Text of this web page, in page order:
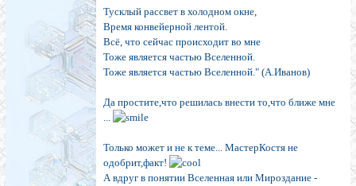
Тусклый рассвет в холодном окне,
Время конвейерной лентой.
Всё, что сейчас происходит во мне
Тоже является частью Вселенной.
Тоже является частью Вселенной." (А.Иванов)
Да простите,что решилась внести то,что ближе мне
...
Только может и не к теме... МастерКостя не
одобрит,факт!
А вдруг в понятии Вселенная или Мироздание -